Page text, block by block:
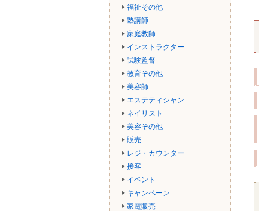
福祉その他
塾講師
家庭教師
インストラクター
試験監督
教育その他
美容師
エステティシャン
ネイリスト
美容その他
販売
レジ・カウンター
接客
イベント
キャンペーン
家電販売